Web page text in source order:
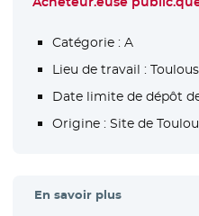
Catégorie : A
Lieu de travail :
Date limite de dépôt
Origine : Site de
En savoir plus